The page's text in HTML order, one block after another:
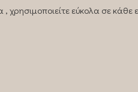
εύκολα σε κάθε